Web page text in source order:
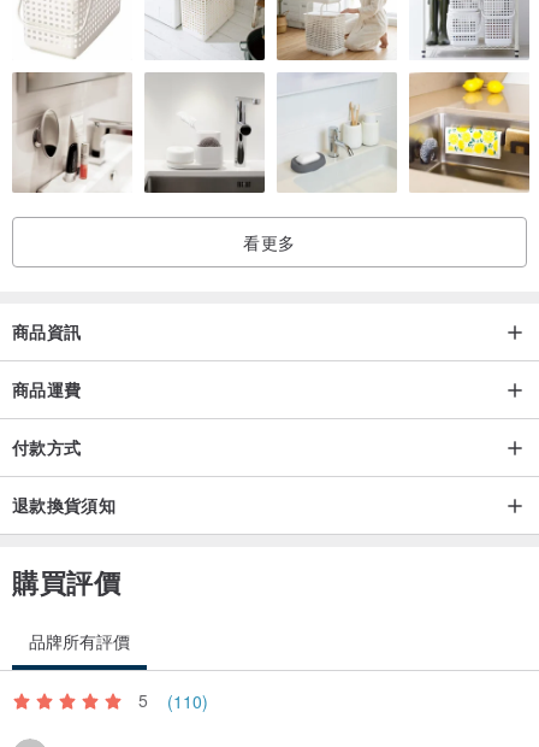
配戴時彷彿沒有戴耳環般的輕盈感是其特色。
鋼絲採用原廠 Artistic Wire。
✳︎Artistic Wire✳︎
不易因摩擦、折彎或扭曲而掉色，耐用性強。被譽為頂級鋼絲。
【設計重點】
小巧精緻，能輕鬆搭配各式穿搭。
不僅適合女性，也推薦給男性。
所有商品皆手工製作，可能存在些微的左右差異。
矽膠套透過透明接著劑固定於中心位置。
看更多
商品資訊
商品運費
付款方式
退款換貨須知
購買評價
品牌所有評價
5 (110)